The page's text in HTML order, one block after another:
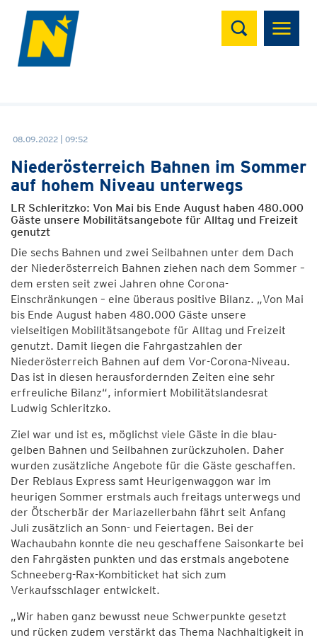
Suchen
08.09.2022 | 09:52
Niederösterreich Bahnen im Sommer
auf hohem Niveau unterwegs
LR Schleritzko: Von Mai bis Ende August haben 480.000
Gäste unsere Mobilitätsangebote für Alltag und Freizeit
genutzt
Die sechs Bahnen und zwei Seilbahnen unter dem Dach
der Niederösterreich Bahnen ziehen nach dem Sommer –
dem ersten seit zwei Jahren ohne Corona-
Einschränkungen – eine überaus positive Bilanz. „Von Mai
bis Ende August haben 480.000 Gäste unsere
vielseitigen Mobilitätsangebote für Alltag und Freizeit
genutzt. Damit liegen die Fahrgastzahlen der
Niederösterreich Bahnen auf dem Vor-Corona-Niveau.
Das ist in diesen herausfordernden Zeiten eine sehr
erfreuliche Bilanz“, informiert Mobilitätslandesrat
Ludwig Schleritzko.
Ziel war und ist es, möglichst viele Gäste in die blau-
gelben Bahnen und Seilbahnen zurückzuholen. Daher
wurden zusätzliche Angebote für die Gäste geschaffen.
Der Reblaus Express samt Heurigenwaggon war im
heurigen Sommer erstmals auch freitags unterwegs und
der Ötscherbär der Mariazellerbahn fährt seit Anfang
Juli zusätzlich an Sonn- und Feiertagen. Bei der
Wachaubahn konnte die neu geschaffene Saisonkarte bei
den Fahrgästen punkten und das erstmals angebotene
Schneeberg-Rax-Kombiticket hat sich zum
Verkaufsschlager entwickelt.
„Wir haben ganz bewusst neue Schwerpunkte gesetzt
und rücken zudem verstärkt das Thema Nachhaltigkeit in